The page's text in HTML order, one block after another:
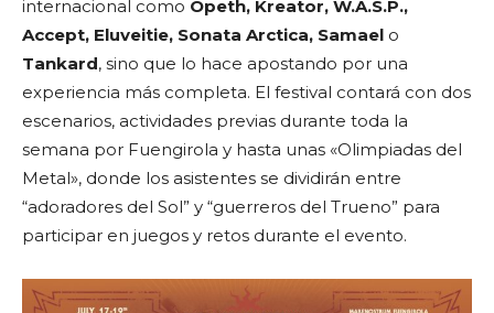
internacional como Opeth, Kreator, W.A.S.P.,
Accept, Eluveitie, Sonata Arctica, Samael o
Tankard, sino que lo hace apostando por una
experiencia más completa. El festival contará con dos
escenarios, actividades previas durante toda la
semana por Fuengirola y hasta unas «Olimpiadas del
Metal», donde los asistentes se dividirán entre
“adoradores del Sol” y “guerreros del Trueno” para
participar en juegos y retos durante el evento.